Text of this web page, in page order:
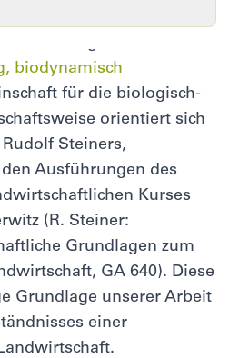
biodynamisch
für die biologisch-
orientiert sich
Steiners,
Ausführungen des
Kurses
(R. Steiner:
Grundlagen zum
GA 640). Diese
Grundlage unserer Arbeit
einer